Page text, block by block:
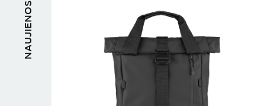
NAUJIENOS